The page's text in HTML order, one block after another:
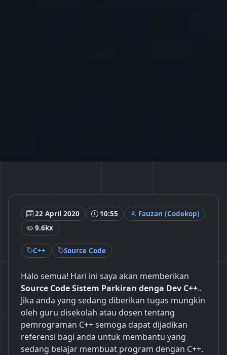
22 April 2020 10:55
Fauzan (Codekop)
9.6kx
C++ Source Code
Halo semua! Hari ini saya akan memberikan
Source Code Sistem Parkiran denga Dev C++..
Jika anda yang sedang diberikan tugas mungkin
oleh guru disekolah atau dosen tentang
pemrograman C++ semoga dapat dijadikan
referensi bagi anda untuk membantu yang
sedang belajar membuat program dengan C++.